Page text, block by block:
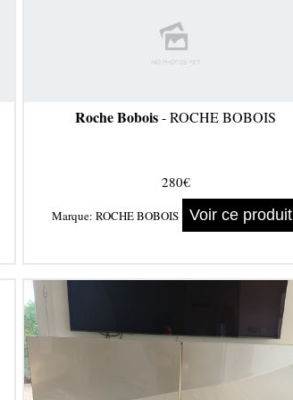
Roche Bobois- ROCHE BOBOIS
280€
Marque: ROCHE BOBOIS Voir ce produit